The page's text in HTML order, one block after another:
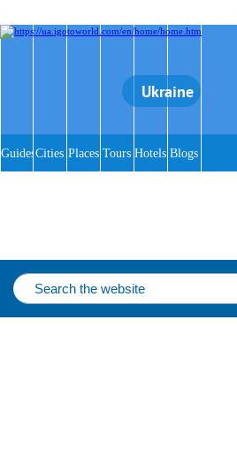
Ukraine
Guides Cities Places Tours Hotels Blogs